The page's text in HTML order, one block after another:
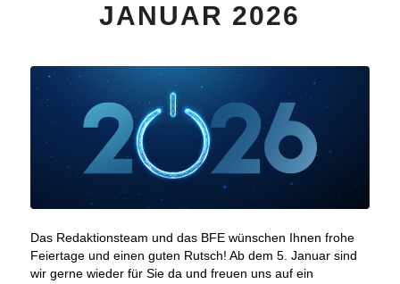
JANUAR 2026
Das Redaktionsteam und das BFE wünschen Ihnen frohe
Feiertage und einen guten Rutsch! Ab dem 5. Januar sind
wir gerne wieder für Sie da und freuen uns auf ein